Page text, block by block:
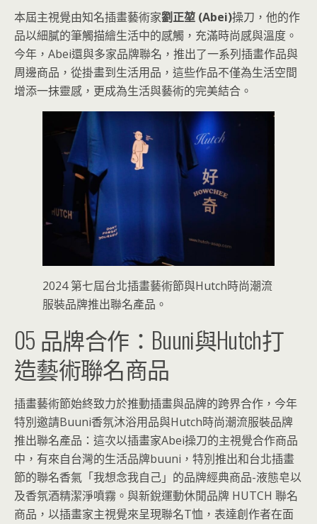
本屆主視覺由知名插畫藝術家劉正堃 (Abei)操刀，他的作
品以細膩的筆觸描繪生活中的感觸，充滿時尚感與溫度。
今年，Abei還與多家品牌聯名，推出了一系列插畫作品與
周邊商品，從掛畫到生活用品，這些作品不僅為生活空間
增添一抹靈感，更成為生活與藝術的完美結合。
2024 第七屆台北插畫藝術節與Hutch時尚潮流
服裝品牌推出聯名產品。
05 品牌合作：Buuni與Hutch打
造藝術聯名商品
插畫藝術節始終致力於推動插畫與品牌的跨界合作，今年
特別邀請Buuni香氛沐浴用品與Hutch時尚潮流服裝品牌
推出聯名產品：這次以插畫家Abei操刀的主視覺合作商品
中，有來自台灣的生活品牌buuni，特別推出和台北插畫
節的聯名香氣「我想念我自己」的品牌經典商品-液態皂以
及香氛酒精潔淨噴霧。與新銳運動休閒品牌 HUTCH 聯名
商品，以插畫家主視覺來呈現聯名T恤，表達創作者在面